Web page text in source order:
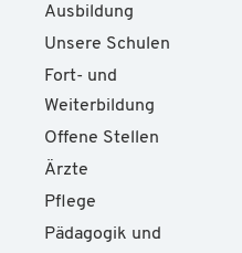
Ausbildung
Unsere Schulen
Fort- und
Weiterbildung
Offene Stellen
Ärzte
Pflege
Pädagogik und